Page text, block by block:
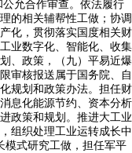
允合作审查。依法履行
的相关辅帮性工做；协调
化，贯彻落实国度相关财
业数字化、智能化、收集
、政策，（九）平易近爆
审核报送属于国务院、自
规划和政策办法。担任财
息化能源节约、资本分析
政策和规划。推进大工业
组织处理工业运转成长中
模式研究工做，担任军平